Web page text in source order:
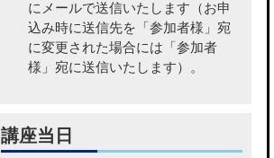
にメールで送信いたします（お申
込み時に送信先を「参加者様」宛
に変更された場合には「参加者
様」宛に送信いたします）。
講座当日